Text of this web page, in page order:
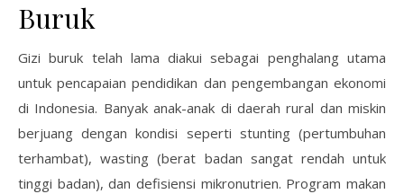
Buruk
Gizi buruk telah lama diakui sebagai penghalang utama
untuk pencapaian pendidikan dan pengembangan ekonomi
di Indonesia. Banyak anak-anak di daerah rural dan miskin
berjuang dengan kondisi seperti stunting (pertumbuhan
terhambat), wasting (berat badan sangat rendah untuk
tinggi badan), dan defisiensi mikronutrien. Program makan